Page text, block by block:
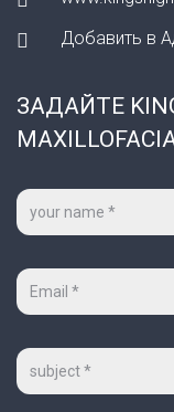
Добавить в
ЗАДАЙТЕ
Ваше
имя
Ваш
mail
Тема